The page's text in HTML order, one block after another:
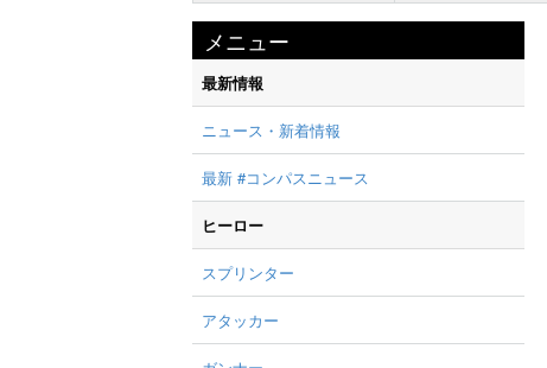
メニュー
最新情報
ニュース・新着情報
最新 #コンパスニュース
ヒーロー
スプリンター
アタッカー